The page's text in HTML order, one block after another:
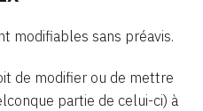
modifiables sans préavis.
de modifier ou de mettre
partie de celui-ci) à